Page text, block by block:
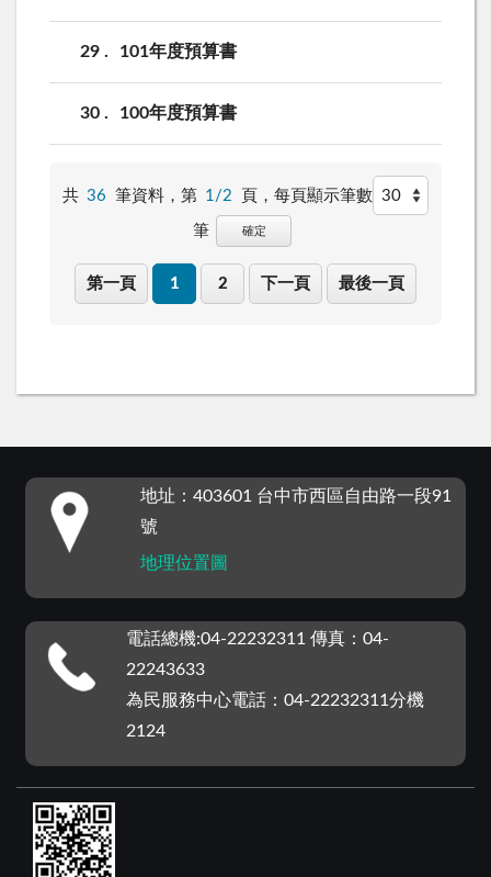
29 101年度預算書
30 100年度預算書
共 36 筆資料，第 1/2 頁， 每頁顯示筆數
筆 確定
第一頁 1 2 下一頁 最後一頁
地址：403601 台中市西區自由路一段91
號
地理位置圖
電話總機:04-22232311 傳真：04-
22243633
為民服務中心電話：04-22232311分機
2124